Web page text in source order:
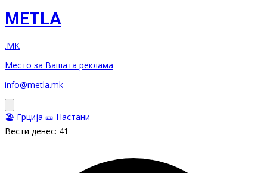
METLA
.MK
Место за Вашата реклама
info@metla.mk
🏖️ Грција 🎫 Настани
Вести денес: 41